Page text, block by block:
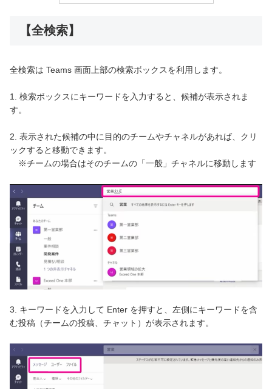
【全検索】
全検索は Teams 画面上部の検索ボックスを利用します。
1. 検索ボックスにキーワードを入力すると、候補が表示されま
す。
2. 表示された候補の中に目的のチームやチャネルがあれば、クリ
ックすると移動できます。
※チームの場合はそのチームの「一般」チャネルに移動します
3. キーワードを入力して Enter を押すと、左側にキーワードを含
む投稿（チームの投稿、チャット）が表示されます。